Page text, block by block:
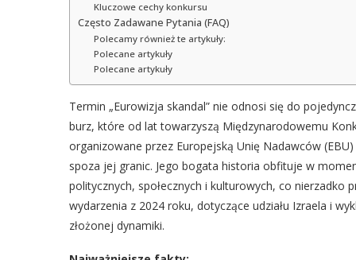
Kluczowe cechy konkursu
Często Zadawane Pytania (FAQ)
Polecamy również te artykuły:
Polecane artykuły
Polecane artykuły
Termin „Eurowizja skandal” nie odnosi się do
burz, które od lat towarzyszą Międzynarodowemu
organizowane przez Europejską Unię Nadawców
spoza jej granic. Jego bogata historia obfituje w
politycznych, społecznych i kulturowych, co nierzadko
wydarzenia z 2024 roku, dotyczące udziału Izraela i
złożonej dynamiki.